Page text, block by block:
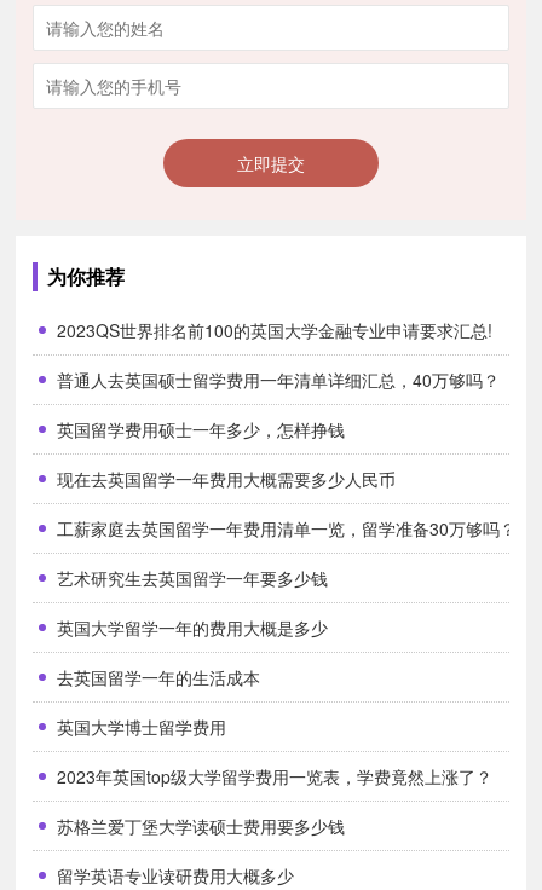
苏格兰和英格兰地区：6000-10000英镑/年（约5.2-
8.7万元人民币）
币）
威尔士和北爱尔兰地区：5000-8000英镑/年 （约
4.4-7.0万元人民币）
英国高中留学租房是学费以外最大的支出项目。
多数学生住在学校提供的学生宿舍，也有 一部分
同学选择住宿家庭。
住校：70-270英镑/周 （约600-2400元人民币）
立即提交
为你推荐
2023QS世界排名前100的英国大学金融专业申请要求汇总!
普通人去英国硕士留学费用一年清单详细汇总，40万够吗？
英国留学费用硕士一年多少，怎样挣钱
现在去英国留学一年费用大概需要多少人民币
工薪家庭去英国留学一年费用清单一览，留学准备30万够吗？
艺术研究生去英国留学一年要多少钱
英国大学留学一年的费用大概是多少
去英国留学一年的生活成本
英国大学博士留学费用
2023年英国top级大学留学费用一览表，学费竟然上涨了？
苏格兰爱丁堡大学读硕士费用要多少钱
留学英语专业读研费用大概多少